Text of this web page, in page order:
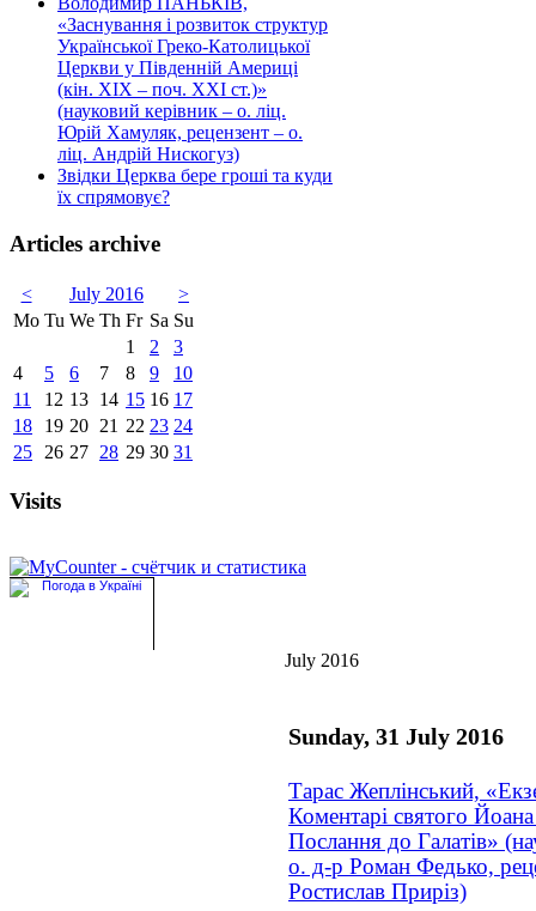
«Заснування і розвиток структур
Української Греко-Католицької
Церкви у Південній Америці
(кін. ХІХ – поч. ХХІ ст.)»
(науковий керівник – о. ліц.
Юрій Хамуляк, рецензент – о.
ліц. Андрій Нискогуз)
Звідки Церква бере гроші та куди
їх спрямовує?
Articles archive
< July 2016
>
Mo Tu We Th Fr Sa Su
1
2
3
4
5 6 7 8 9
10
11
12 13 14 15 16 17
18
19 20 21 22 23 24
25
26 27 28 29 30 31
Visits
July 2016
Sunday, 31 July 2016
Тарас Жеплінський,
Коментарі святого
Послання до Галатів»
о. д-р Роман Федько,
Ростислав Приріз)